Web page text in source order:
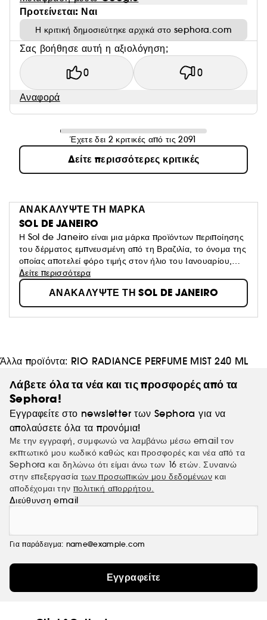
Προτείνεται: Ναι
Η κριτική δημοσιεύτηκε αρχικά στο sephora.com
Σας βοήθησε αυτή η αξιολόγηση;
0 0
Αναφορά
Έχετε δει 2 κριτικές από τις 2091
Δείτε περισσότερες κριτικές
ΑΝΑΚΑΛΥΨΤΕ ΤΗ ΜΑΡΚΑ
SOL DE JANEIRO
Η Sol de Janeiro είναι μια μάρκα προϊόντων περιποίησης
του δέρματος εμπνευσμένη από τη Βραζιλία, το όνομα της
οποίας αποτελεί φόρο τιμής στον ήλιο του Ιανουαρίου,
σύμβολο του έντονου βραζιλιάνικου καλοκαιριού
Δείτε περισσότερα
ΑΝΑΚΑΛΥΨΤΕ ΤΗ SOL DE JANEIRO
Άλλα προϊόντα: RIO RADIANCE PERFUME MIST 240 ML
Λάβετε όλα τα νέα και τις προσφορές από τα
Sephora!
Εγγραφείτε στο newsletter των Sephora για να
απολαύσετε όλα τα προνόμια!
Με την εγγραφή, συμφωνώ να λαμβάνω μέσω email τον
εκπτωτικό μου κωδικό καθώς και προσφορές και νέα από τα
Sephora και δηλώνω ότι είμαι άνω των 16 ετών. Συναινώ
στην επεξεργασία των προσωπικών μου δεδομένων και
αποδέχομαι την πολιτική απορρήτου.
Διεύθυνση email
Για παράδειγμα: name@example.com
Εγγραφείτε